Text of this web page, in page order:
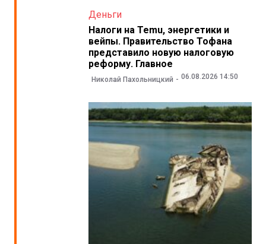
Деньги
Налоги на Temu, энергетики и
вейпы. Правительство Тофана
представило новую налоговую
реформу. Главное
Николай Пахольницкий 06.08.2026 14:50